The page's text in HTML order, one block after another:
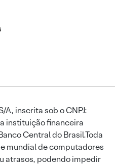
A, inscrita sob o CNPJ:
instituição financeira
Central do Brasil.Toda
mundial de computadores
atrasos, podendo impedir